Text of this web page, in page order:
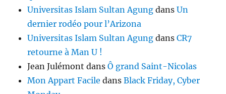
Universitas Islam Sultan Agung dansUn
dernier rodéo pour l’Arizona
Universitas Islam Sultan Agung dansCR7
retourne à Man U !
Jean Julémont dansÔ grand Saint-Nicolas
Mon Appart Facile dansBlack Friday, Cyber